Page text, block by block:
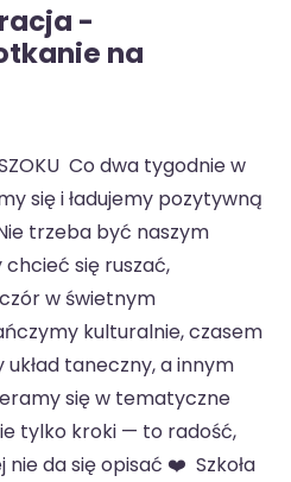
-
na
SZOKU Co dwa tygodnie w
się i ładujemy pozytywną
trzeba być naszym
się ruszać,
w świetnym
kulturalnie, czasem
taneczny, a innym
się w tematyczne
tylko kroki — to radość,
da się opisać ❤️ Szkoła